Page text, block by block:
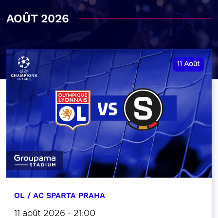
AOÛT 2026
11 Août
OL / AC SPARTA PRAHA
11 août 2026 - 21:00